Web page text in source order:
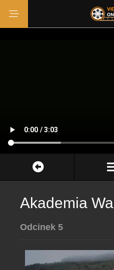
Akademia
Odcinek 5